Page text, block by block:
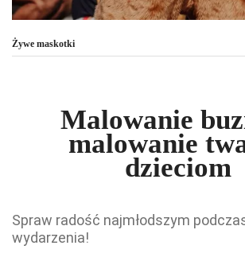
Żywe maskotki
Malowanie
malowanie
dzieciom
Spraw radość najmłodszym
wydarzenia!